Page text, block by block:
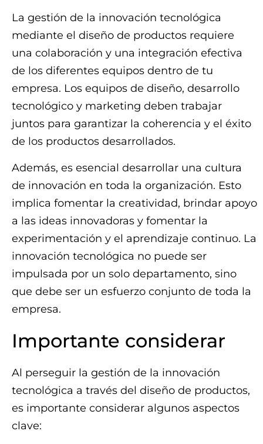
La gestión de la innovación tecnológica
mediante el diseño de productos requiere
una colaboración y una integración efectiva
de los diferentes equipos dentro de tu
empresa. Los equipos de diseño, desarrollo
tecnológico y marketing deben trabajar
juntos para garantizar la coherencia y el éxito
de los productos desarrollados.
Además, es esencial desarrollar una cultura
de innovación en toda la organización. Esto
implica fomentar la creatividad, brindar apoyo
a las ideas innovadoras y fomentar la
experimentación y el aprendizaje continuo. La
innovación tecnológica no puede ser
impulsada por un solo departamento, sino
que debe ser un esfuerzo conjunto de toda la
empresa.
Importante considerar
Al perseguir la gestión de la innovación
tecnológica a través del diseño de productos,
es importante considerar algunos aspectos
clave: